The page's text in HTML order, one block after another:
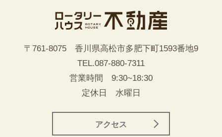
〒761-8075 香川県高松市多肥下町1593番地9
TEL.087-880-7311
営業時間 9:30~18:30
定休日 水曜日
アクセス